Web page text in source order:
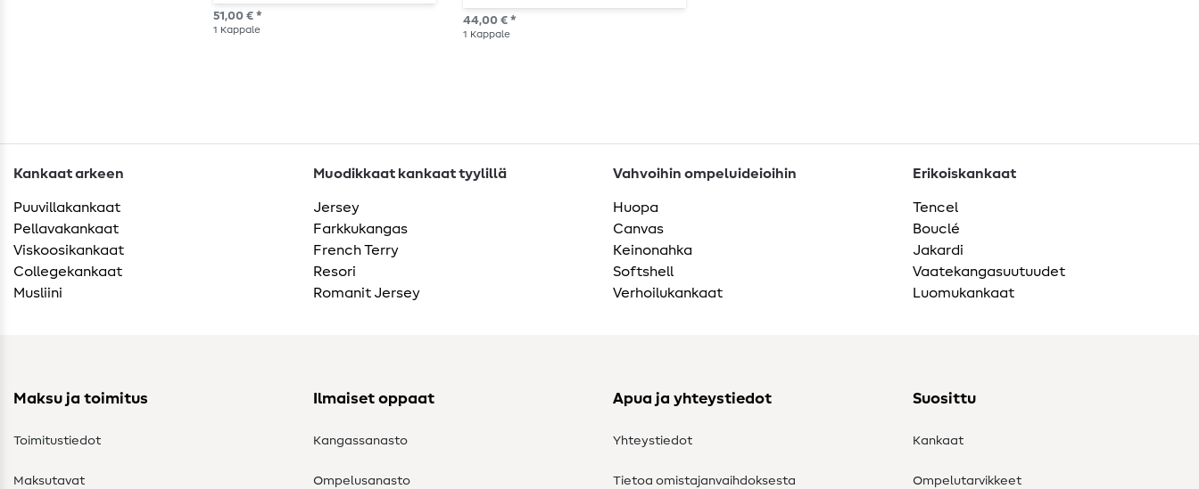
51,00 € *
1 Kappale
44,00 € *
1 Kappale
Kankaat arkeen
Puuvillakankaat
Pellavakankaat
Viskoosikankaat
Collegekankaat
Musliini
Muodikkaat kankaat tyylillä
Jersey
Farkkukangas
French Terry
Resori
Romanit Jersey
Vahvoihin ompeluideioihin
Huopa
Canvas
Keinonahka
Softshell
Verhoilukankaat
Erikoiskankaat
Tencel
Bouclé
Jakardi
Vaatekangasuutuudet
Luomukankaat
Maksu ja toimitus
Toimitustiedot
Maksutavat
Ilmaiset oppaat
Kangassanasto
Ompelusanasto
Apua ja yhteystiedot
Yhteystiedot
Tietoa omistajanvaihdoksesta
Suosittu
Kankaat
Ompelutarvikkeet